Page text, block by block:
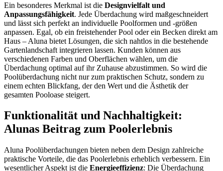
Ein besonderes Merkmal ist die Designvielfalt und
Anpassungsfähigkeit. Jede Überdachung wird maßgeschneidert
und lässt sich perfekt an individuelle Poolformen und -größen
anpassen. Egal, ob ein freistehender Pool oder ein Becken direkt am
Haus – Aluna bietet Lösungen, die sich nahtlos in die bestehende
Gartenlandschaft integrieren lassen. Kunden können aus
verschiedenen Farben und Oberflächen wählen, um die
Überdachung optimal auf ihr Zuhause abzustimmen. So wird die
Poolüberdachung nicht nur zum praktischen Schutz, sondern zu
einem echten Blickfang, der den Wert und die Ästhetik der
gesamten Pooloase steigert.
Funktionalität und Nachhaltigkeit:
Alunas Beitrag zum Poolerlebnis
Aluna Poolüberdachungen bieten neben dem Design zahlreiche
praktische Vorteile, die das Poolerlebnis erheblich verbessern. Ein
wesentlicher Aspekt ist die Energieeffizienz: Die Überdachung